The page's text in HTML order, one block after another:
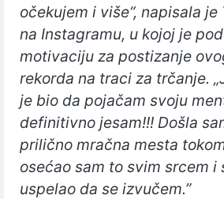
očekujem i više“, napisala
na Instagramu, u kojoj je
motivaciju za postizanje
rekorda na traci za trčanje.
je bio da pojačam svoju
definitivno jesam!!! Došla
prilično mračna mesta
osećao sam to svim srcem i
uspelao da se izvučem.”